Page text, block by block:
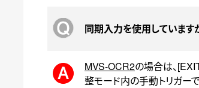
同期入力を使用しています
MVS-OCR2の場合は、
整モード内の手動トリガー